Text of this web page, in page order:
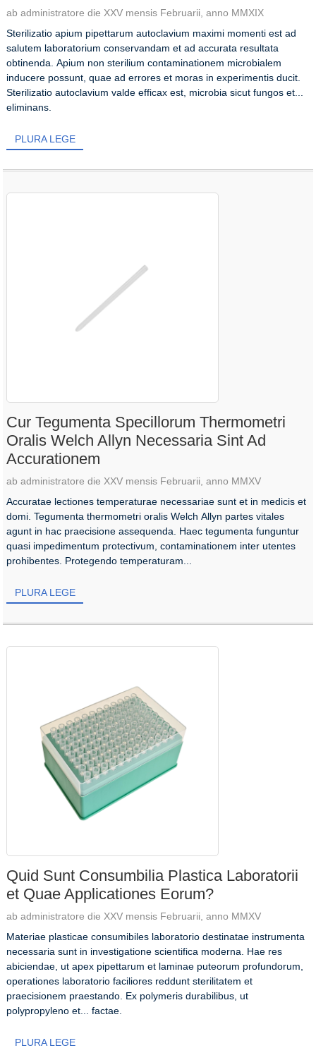
ab administratore die XXV mensis Februarii, anno MMXIX
Sterilizatio apium pipettarum autoclavium maximi momenti est ad
salutem laboratorium conservandam et ad accurata resultata
obtinenda. Apium non sterilium contaminationem microbialem
inducere possunt, quae ad errores et moras in experimentis ducit.
Sterilizatio autoclavium valde efficax est, microbia sicut fungos et...
eliminans.
PLURA LEGE
Cur Tegumenta Specillorum Thermometri
Oralis Welch Allyn Necessaria Sint Ad
Accurationem
ab administratore die XXV mensis Februarii, anno MMXV
Accuratae lectiones temperaturae necessariae sunt et in medicis et
domi. Tegumenta thermometri oralis Welch Allyn partes vitales
agunt in hac praecisione assequenda. Haec tegumenta funguntur
quasi impedimentum protectivum, contaminationem inter utentes
prohibentes. Protegendo temperaturam...
PLURA LEGE
Quid Sunt Consumbilia Plastica Laboratorii
et Quae Applicationes Eorum?
ab administratore die XXV mensis Februarii, anno MMXV
Materiae plasticae consumibiles laboratorio destinatae instrumenta
necessaria sunt in investigatione scientifica moderna. Hae res
abiciendae, ut apex pipettarum et laminae puteorum profundorum,
operationes laboratorio faciliores reddunt sterilitatem et
praecisionem praestando. Ex polymeris durabilibus, ut
polypropyleno et... factae.
PLURA LEGE